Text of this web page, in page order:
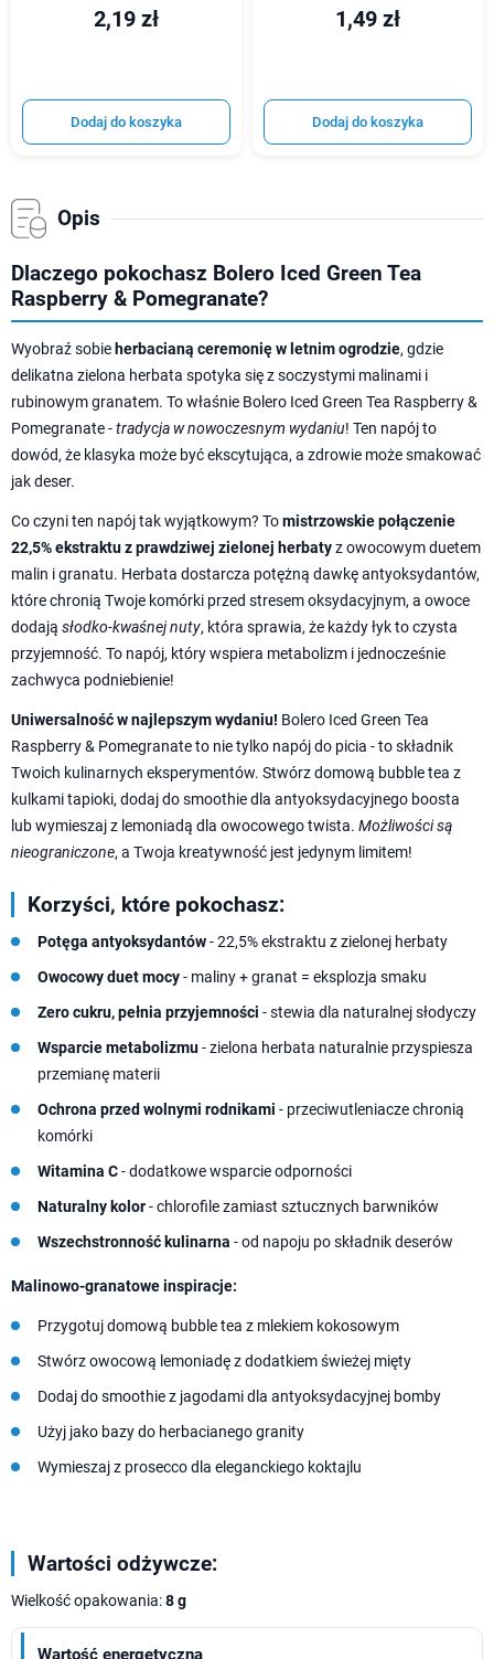
2,19 zł
Dodaj do koszyka
1,49 zł
Dodaj do koszyka
Opis
Dlaczego pokochasz Bolero Iced Green Tea
Raspberry & Pomegranate?
Wyobraź sobie herbacianą ceremonię w letnim ogrodzie, gdzie
delikatna zielona herbata spotyka się z soczystymi malinami i
rubinowym granatem. To właśnie Bolero Iced Green Tea Raspberry &
Pomegranate -tradycja w nowoczesnym wydaniu! Ten napój to
dowód, że klasyka może być ekscytująca, a zdrowie może smakować
jak deser.
Co czyni ten napój tak wyjątkowym? Tomistrzowskie połączenie
22,5% ekstraktu z prawdziwej zielonej herbatyz owocowym duetem
malin i granatu. Herbata dostarcza potężną dawkę antyoksydantów,
które chronią Twoje komórki przed stresem oksydacyjnym, a owoce
dodają słodko-kwaśnej nuty, która sprawia, że każdy łyk to czysta
przyjemność. To napój, który wspiera metabolizm i jednocześnie
zachwyca podniebienie!
Uniwersalność w najlepszym wydaniu! Bolero Iced Green Tea
Raspberry & Pomegranate to nie tylko napój do picia - to składnik
Twoich kulinarnych eksperymentów. Stwórz domową bubble tea z
kulkami tapioki, dodaj do smoothie dla antyoksydacyjnego boosta
lub wymieszaj z lemoniadą dla owocowego twista. Możliwości są
nieograniczone, a Twoja kreatywność jest jedynym limitem!
Korzyści, które pokochasz:
Potęga antyoksydantów- 22,5% ekstraktu z zielonej herbaty
Owocowy duet mocy- maliny + granat = eksplozja smaku
Zero cukru, pełnia przyjemności - stewia dla naturalnej słodyczy
Wsparcie metabolizmu- zielona herbata naturalnie przyspiesza
przemianę materii
Ochrona przed wolnymi rodnikami - przeciwutleniacze chronią
komórki
Witamina C- dodatkowe wsparcie odporności
Naturalny kolor- chlorofile zamiast sztucznych barwników
Wszechstronność kulinarna - od napoju po składnik deserów
Malinowo-granatowe inspiracje:
Przygotuj domową bubble tea z mlekiem kokosowym
Stwórz owocową lemoniadę z dodatkiem świeżej mięty
Dodaj do smoothie z jagodami dla antyoksydacyjnej bomby
Użyj jako bazy do herbacianego granity
Wymieszaj z prosecco dla eleganckiego koktajlu
Wartości odżywcze:
Wielkość opakowania:8 g